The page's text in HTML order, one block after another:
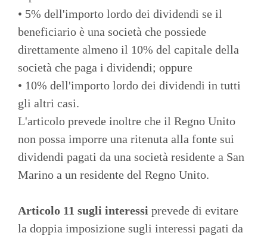
• 5% dell'importo lordo dei dividendi se il
beneficiario è una società che possiede
direttamente almeno il 10% del capitale della
società che paga i dividendi; oppure
• 10% dell'importo lordo dei dividendi in tutti
gli altri casi.
L'articolo prevede inoltre che il Regno Unito
non possa imporre una ritenuta alla fonte sui
dividendi pagati da una società residente a San
Marino a un residente del Regno Unito.
Articolo 11 sugli interessi prevede di evitare
la doppia imposizione sugli interessi pagati da